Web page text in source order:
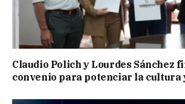
Claudio Polich y Lourdes Sánchez
convenio para potenciar la cultura